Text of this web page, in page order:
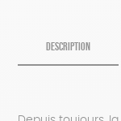
DESCRIPTION